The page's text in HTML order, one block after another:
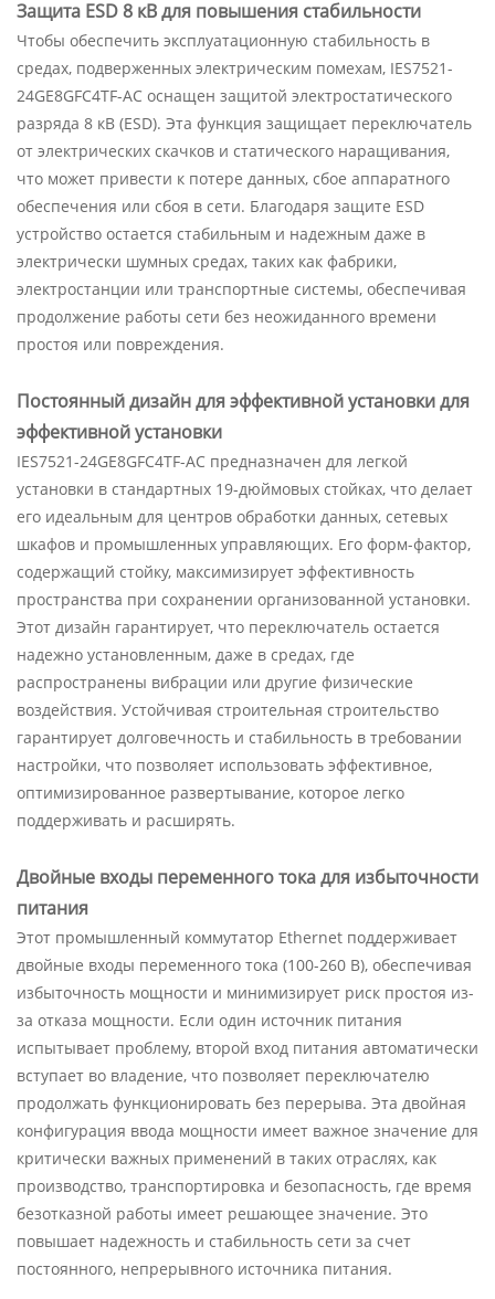
Защита ESD 8 кВ для повышения стабильности
Чтобы обеспечить эксплуатационную стабильность в
средах, подверженных электрическим помехам, IES7521-
24GE8GFC4TF-AC оснащен защитой электростатического
разряда 8 кВ (ESD). Эта функция защищает переключатель
от электрических скачков и статического наращивания,
что может привести к потере данных, сбое аппаратного
обеспечения или сбоя в сети. Благодаря защите ESD
устройство остается стабильным и надежным даже в
электрически шумных средах, таких как фабрики,
электростанции или транспортные системы, обеспечивая
продолжение работы сети без неожиданного времени
простоя или повреждения.
Постоянный дизайн для эффективной установки для
эффективной установки
IES7521-24GE8GFC4TF-AC предназначен для легкой
установки в стандартных 19-дюймовых стойках, что делает
его идеальным для центров обработки данных, сетевых
шкафов и промышленных управляющих. Его форм-фактор,
содержащий стойку, максимизирует эффективность
пространства при сохранении организованной установки.
Этот дизайн гарантирует, что переключатель остается
надежно установленным, даже в средах, где
распространены вибрации или другие физические
воздействия. Устойчивая строительная строительство
гарантирует долговечность и стабильность в требовании
настройки, что позволяет использовать эффективное,
оптимизированное развертывание, которое легко
поддерживать и расширять.
Двойные входы переменного тока для избыточности
питания
Этот промышленный коммутатор Ethernet поддерживает
двойные входы переменного тока (100-260 В), обеспечивая
избыточность мощности и минимизирует риск простоя из-
за отказа мощности. Если один источник питания
испытывает проблему, второй вход питания автоматически
вступает во владение, что позволяет переключателю
продолжать функционировать без перерыва. Эта двойная
конфигурация ввода мощности имеет важное значение для
критически важных применений в таких отраслях, как
производство, транспортировка и безопасность, где время
безотказной работы имеет решающее значение. Это
повышает надежность и стабильность сети за счет
постоянного, непрерывного источника питания.